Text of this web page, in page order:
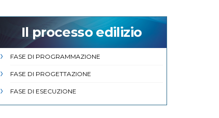
Il processo edilizio
FASE DI PROGRAMMAZIONE
FASE DI PROGETTAZIONE
FASE DI ESECUZIONE